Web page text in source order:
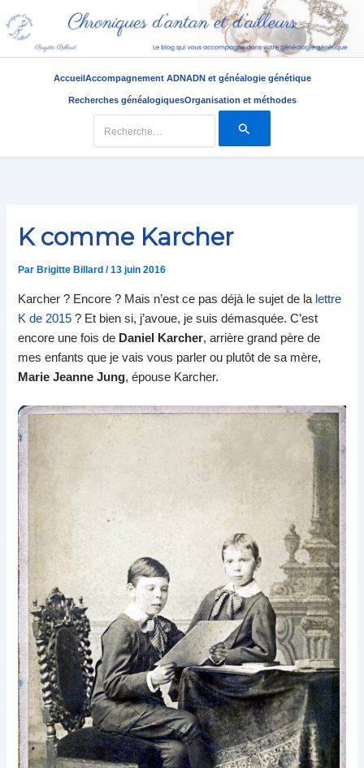
AccueilAccompagnement ADNADN et généalogie génétique
Recherches généalogiquesOrganisation et méthodes
Rechercher :
K comme Karcher
Par Brigitte Billard/13 juin 2016
Karcher ? Encore ? Mais n’est ce pas déjà le sujet de la lettre
K de 2015 ? Et bien si, j’avoue, je suis démasquée. C’est
encore une fois de Daniel Karcher, arrière grand père de
mes enfants que je vais vous parler ou plutôt de sa mère,
Marie Jeanne Jung, épouse Karcher.